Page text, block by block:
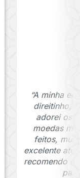
“A minha
direitinho,
adorei os
moedas
feitos,
excelente
recomendo o